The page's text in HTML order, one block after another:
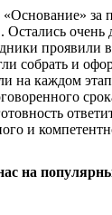
за
очень
проявили
собрать и
на каждом
и
на